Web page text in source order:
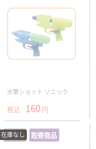
水撃ショット ソニック
税込 160 円
在庫切 取寄商品
在庫なし